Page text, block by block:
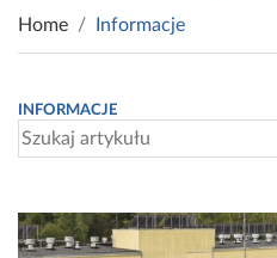
Home Informacje
INFORMACJE